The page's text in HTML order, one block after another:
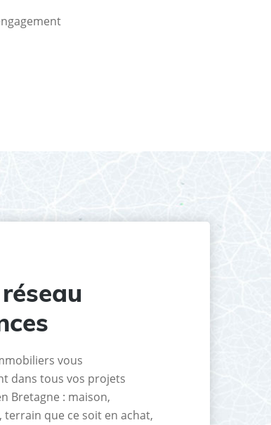
vous
dans tous vos projets
Bretagne : maison,
que ce soit en achat,